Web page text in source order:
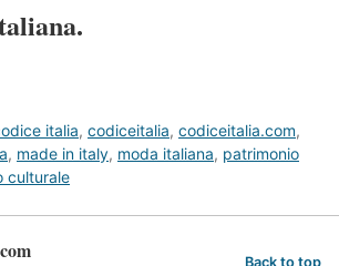
italia, codiceitalia, codiceitalia.com,
, made in italy, moda italiana, patrimonio
culturale
Back to top